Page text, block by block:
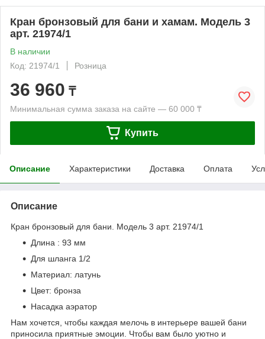
Кран бронзовый для бани и хамам. Модель 3
арт. 21974/1
В наличии
Код: 21974/1
Розница
36 960 ₸
Минимальная сумма заказа на сайте — 60 000 ₸
Купить
Описание Характеристики Доставка Оплата
Описание
Кран бронзовый для бани. Модель 3 арт. 21974/1
Длина : 93 мм
Для шланга 1/2
Материал: латунь
Цвет: бронза
Насадка аэратор
Нам хочется, чтобы каждая мелочь в интерьере вашей бани
приносила приятные эмоции. Чтобы вам было уютно и